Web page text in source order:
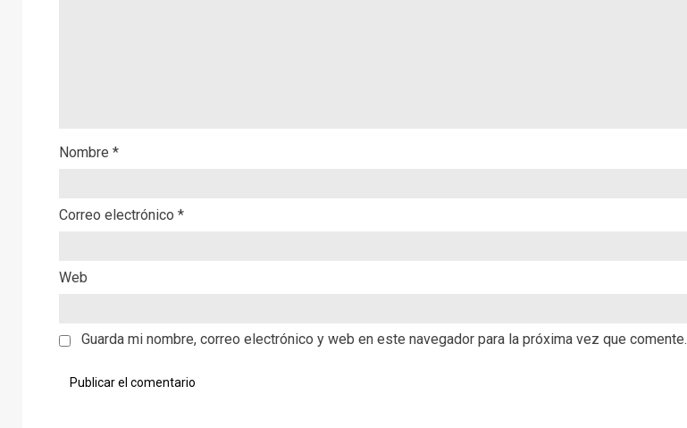
Nombre *
Correo electrónico *
Web
Guarda mi nombre, correo electrónico y web en este navegador para la próxima vez que comente.